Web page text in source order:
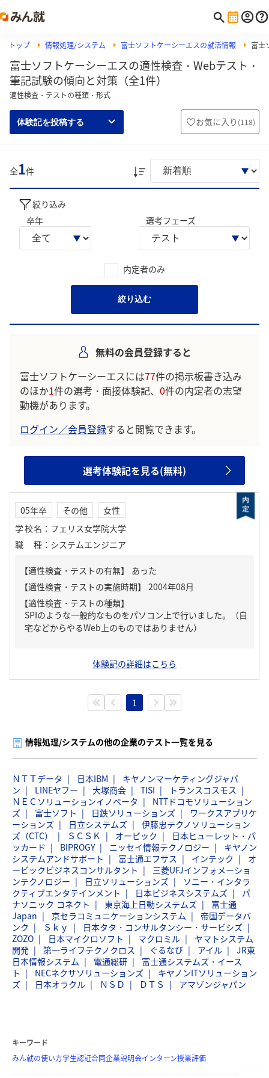
トップ 情報処理/システム 富士ソフトケーシーエスの就活情報 富士
富士ソフトケーシーエスの適性検査・Webテスト・
筆記試験の傾向と対策（全1件）
適性検査・テストの種類・形式
体験記を投稿する お気に入り (118)
全1件
絞り込み
卒年
選考フェーズ
内定者のみ
絞り込む
無料の会員登録すると
富士ソフトケーシーエスには77件の掲示板書き込み
のほか1件の選考・面接体験記、 0件の内定者の志望
動機があります。
ログイン／会員登録すると閲覧できます。
選考体験記を見る(無料)
05年卒 その他
女性
学校名 ： フェリス女学院大学
職種 ： システムエンジニア
【適性検査・テストの有無】 あった
【適性検査・テストの種類】
SPIのような一般的なものをパソコン上で行いました。（自
宅などからやるWeb上のものではありません）
体験記の詳細はこちら
1
情報処理/システムの他の企業のテスト一覧を見る
ＮＴＴデータ 日本IBM
キヤノンマーケティングジャパ
ン
LINEヤフー 大塚商会 TISI
トランスコスモス
ＮＥＣソリューションイノベータ
NTTドコモソリューション
ズ
富士ソフト 日鉄ソリューションズ
ワークスアプリケ
ーションズ
日立システムズ
伊藤忠テクノソリューション
ズ（CTC）
ＳＣＳＫ オービック
日本ヒューレット・パ
ッカード
BIPROGY ニッセイ情報テクノロジー
キヤノン
システムアンドサポート
富士通エフサス インテック
オ
ービックビジネスコンサルタント
三菱UFJインフォメーショ
ンテクノロジー
日立ソリューションズ
ソニー・インタラ
クティブエンタテインメント
日本ビジネスシステムズ
パ
ナソニック コネクト
東京海上日動システムズ
富士通
Japan
京セラコミュニケーションシステム
帝国データバ
ンク
Ｓｋｙ
日本タタ・コンサルタンシー・サービシズ
ZOZO
日本マイクロソフト マクロミル
ヤマトシステム
開発
第一ライフテクノクロス ぐるなび アイル
JR東
日本情報システム
電通総研
富士通システムズ・イース
ト
NECネクサソリューションズ
キヤノンITソリューション
ズ
日本オラクル ＮＳＤ ＤＴＳ アマゾンジャパン
キーワード
みん就の使い方学生認証合同企業説明会インターン授業評価